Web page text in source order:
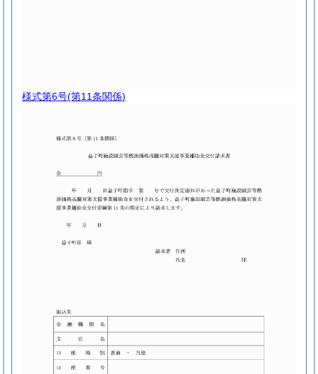
様式第6号(第11条関係)